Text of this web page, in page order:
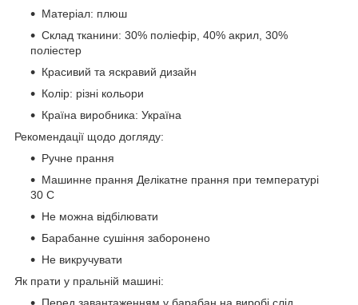
Матеріал: плюш
Склад тканини: 30% поліефір, 40% акрил, 30%
поліестер
Красивий та яскравий дизайн
Колір: різні кольори
Країна виробника: Україна
Рекомендації щодо догляду:
Ручне прання
Машинне прання Делікатне прання при температурі
30 С
Не можна відбілювати
Барабанне сушіння заборонено
Не викручувати
Як прати у пральній машині: